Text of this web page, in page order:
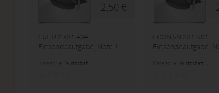
2,50 €
FÜHR 2 XX1 A04,
Einsendeaufgabe, Note 1
Wirtschaft
ECON 5N XX1 N01,
Einsendeaufgabe,
Wirtschaft